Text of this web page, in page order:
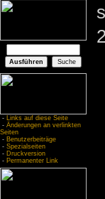
- Links auf diese Seite
- Änderungen an verlinkten
Seiten
- Benutzerbeiträge
- Spezialseiten
- Druckversion
- Permanenter Link